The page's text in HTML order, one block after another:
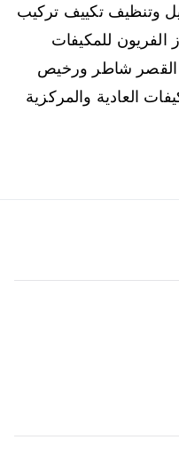
وتنظيف تكييف تركيب
للمكيفات
القصر شاطر ورخيص
العادية والمركزية